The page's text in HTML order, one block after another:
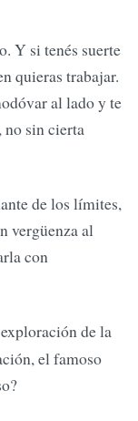
Y si tenés suerte
quieras trabajar.
al lado y te
no sin cierta
de los límites,
vergüenza al
con
de la
el famoso